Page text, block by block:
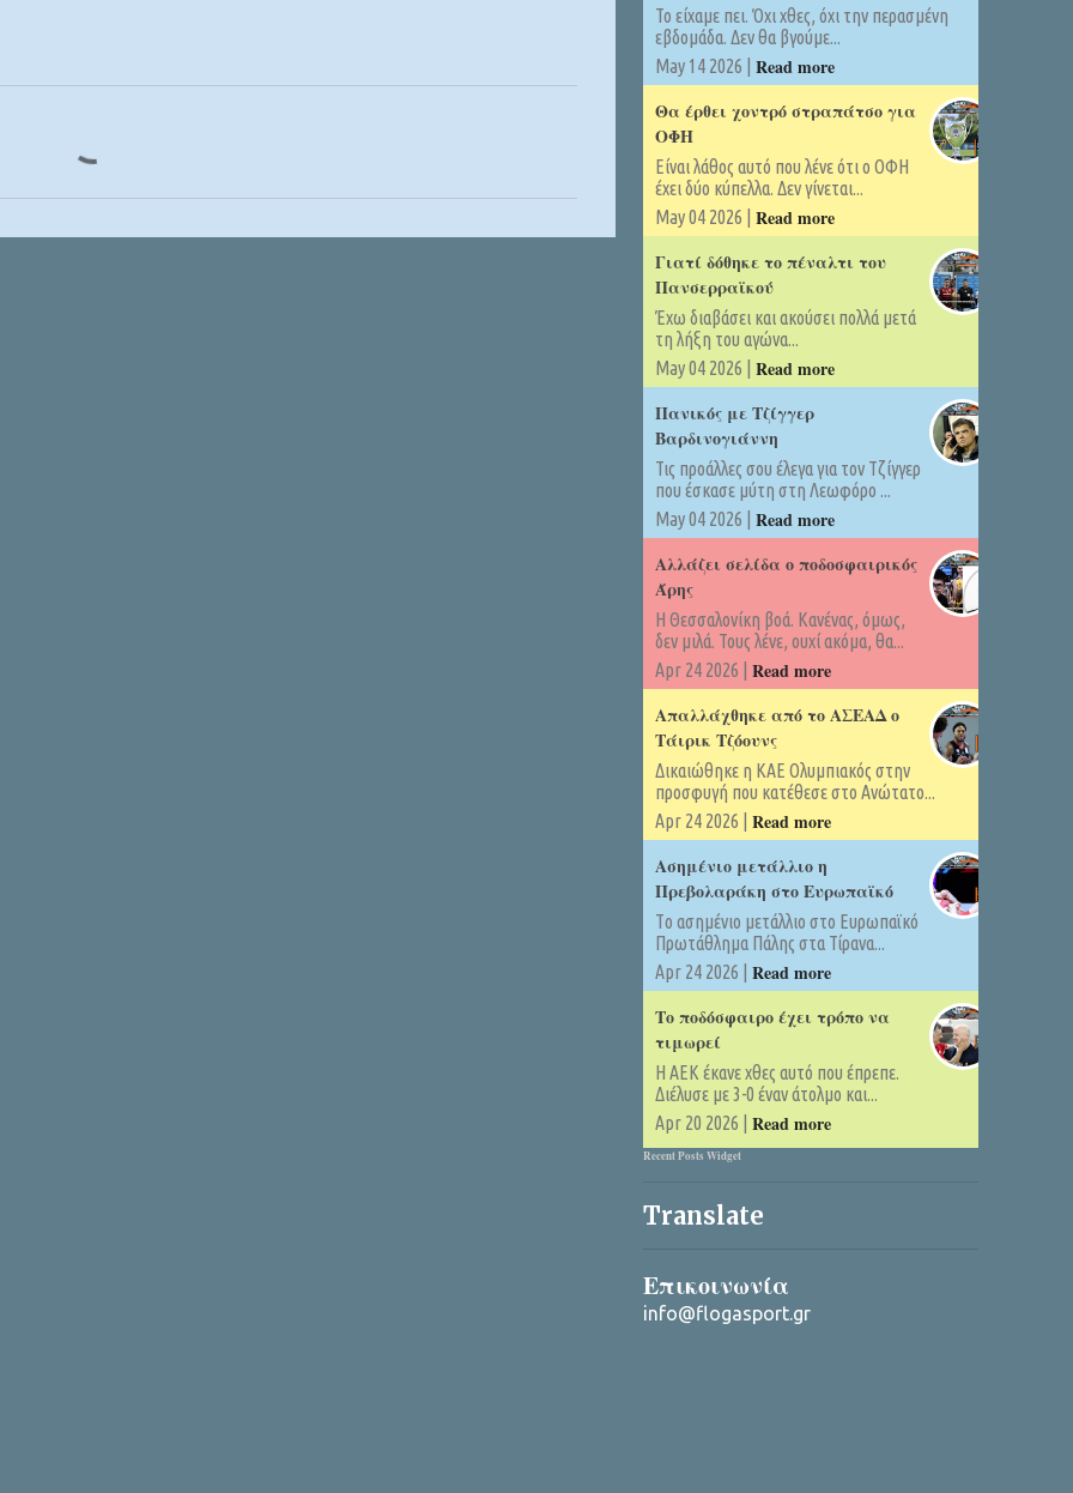
Το είχαμε πει. Όχι χθες, όχι την περασμένη
εβδομάδα. Δεν θα βγούμε...
May 14 2026 | Read more
Θα έρθει χοντρό στραπάτσο για
ΟΦΗ
Είναι λάθος αυτό που λένε ότι ο ΟΦΗ
έχει δύο κύπελλα. Δεν γίνεται...
May 04 2026 | Read more
Γιατί δόθηκε το πέναλτι του
Πανσερραϊκού
Έχω διαβάσει και ακούσει πολλά μετά
τη λήξη του αγώνα...
May 04 2026 | Read more
Πανικός με Τζίγγερ
Βαρδινογιάννη
Τις προάλλες σου έλεγα για τον Τζίγγερ
που έσκασε μύτη στη Λεωφόρο ...
May 04 2026 | Read more
Αλλάζει σελίδα ο ποδοσφαιρικός
Άρης
Η Θεσσαλονίκη βοά. Κανένας, όμως,
δεν μιλά. Τους λένε, ουχί ακόμα, θα...
Apr 24 2026 | Read more
Απαλλάχθηκε από το ΑΣΕΑΔ ο
Τάιρικ Τζόουνς
Δικαιώθηκε η ΚΑΕ Ολυμπιακός στην
προσφυγή που κατέθεσε στο Ανώτατο...
Apr 24 2026 | Read more
Ασημένιο μετάλλιο η
Πρεβολαράκη στο Ευρωπαϊκό
Tο ασημένιο μετάλλιο στο Ευρωπαϊκό
Πρωτάθλημα Πάλης στα Τίρανα...
Apr 24 2026 | Read more
Το ποδόσφαιρο έχει τρόπο να
τιμωρεί
Η ΑΕΚ έκανε χθες αυτό που έπρεπε.
Διέλυσε με 3-0 έναν άτολμο και...
Apr 20 2026 | Read more
Recent Posts Widget
Translate
Επικοινωνία
info@flogasport.gr